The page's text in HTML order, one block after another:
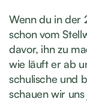
Wenn du in der
schon vom
davor, ihn zu
wie läuft er ab
schulische und
schauen wir